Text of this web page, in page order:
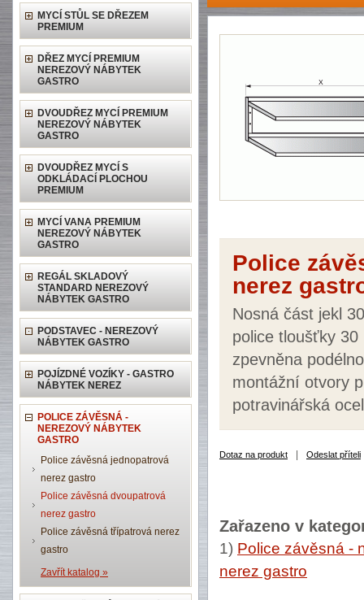
MYCÍ STŮL SE DŘEZEM
PREMIUM
DŘEZ MYCÍ PREMIUM
NEREZOVÝ NÁBYTEK
GASTRO
DVOUDŘEZ MYCÍ PREMIUM
NEREZOVÝ NÁBYTEK
GASTRO
DVOUDŘEZ MYCÍ S
ODKLÁDACÍ PLOCHOU
PREMIUM
MYCÍ VANA PREMIUM
NEREZOVÝ NÁBYTEK
GASTRO
REGÁL SKLADOVÝ
STANDARD NEREZOVÝ
NÁBYTEK GASTRO
PODSTAVEC - NEREZOVÝ
NÁBYTEK GASTRO
POJÍZDNÉ VOZÍKY - GASTRO
NÁBYTEK NEREZ
POLICE ZÁVĚSNÁ -
NEREZOVÝ NÁBYTEK
GASTRO
Police závěsná jednopatrová
nerez gastro
Police závěsná dvoupatrová
nerez gastro
Police závěsná třípatrová nerez
gastro
Zavřít katalog »
Police
nerez
Nosná část jekl
police tloušťky
zpevněna
montážní otvory
potravinářská
Dotaz na produkt Odeslat příteli
Zařazeno v
1) Police závěsná -
nerez gastro